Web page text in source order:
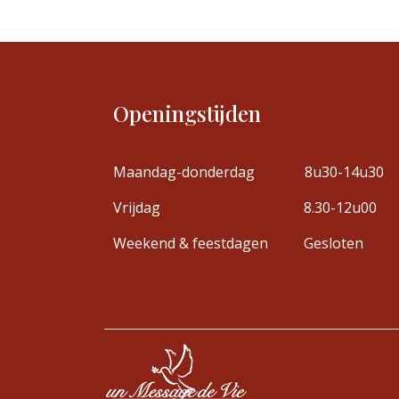
Openingstijden
Maandag-donderdag
8u30-14u30
Vrijdag
8.30-12u00
Weekend & feestdagen
Gesloten